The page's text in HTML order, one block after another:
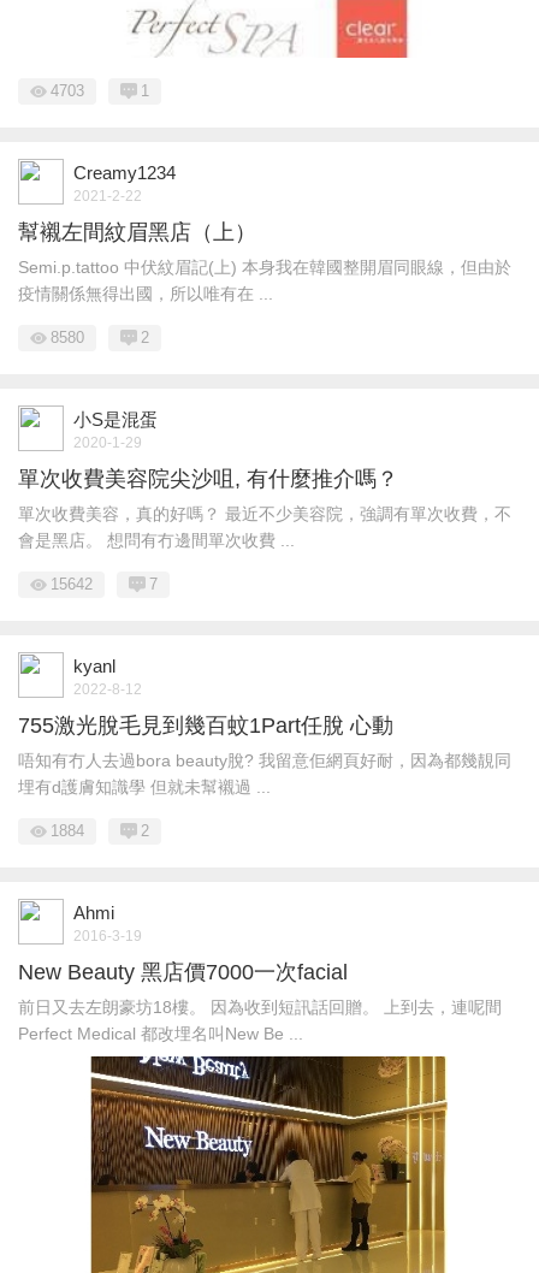
4703 1
Creamy1234
2021-2-22
幫襯左間紋眉黑店（上）
Semi.p.tattoo 中伏紋眉記(上) 本身我在韓國整開眉同眼線，但由於
疫情關係無得出國，所以唯有在 ...
8580 2
小S是混蛋
2020-1-29
單次收費美容院尖沙咀, 有什麼推介嗎？
單次收費美容，真的好嗎？ 最近不少美容院，強調有單次收費，不
會是黑店。 想問有冇邊間單次收費 ...
15642 7
kyanl
2022-8-12
755激光脫毛見到幾百蚊1Part任脫 心動
唔知有冇人去過bora beauty脫? 我留意佢網頁好耐，因為都幾靚同
埋有d護膚知識學 但就未幫襯過 ...
1884 2
Ahmi
2016-3-19
New Beauty 黑店價7000一次facial
前日又去左朗豪坊18樓。 因為收到短訊話回贈。 上到去，連呢間
Perfect Medical 都改埋名叫New Be ...